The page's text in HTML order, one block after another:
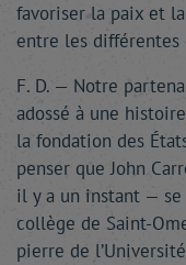
favoriser la paix et
entre les différentes
F. D. — Notre
adossé à une
la fondation des
penser que John
il y a un instant — se
collège de Saint-
pierre de